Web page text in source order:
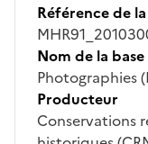
Référence de
Nom de la base
Photographies
Producteur
Conservations